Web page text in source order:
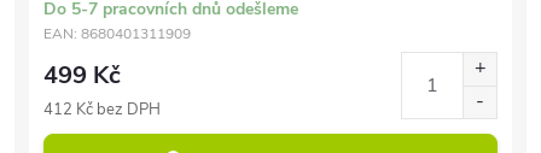
Do 5-7 pracovních dnů odešleme
EAN: 8680401311909
499 Kč
412 Kč bez DPH